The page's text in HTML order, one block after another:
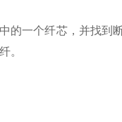
的一个纤芯，并找到
。